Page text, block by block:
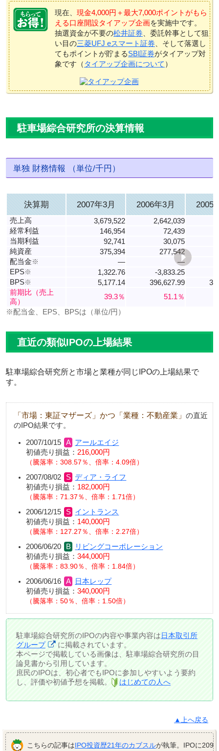
現在、 現金4,000円＋最大7,000ポイントがもら
える口座開設タイアップ企画を実施中です。
抽選資金が不要の松井証券 、委託幹事として狙
い目の三菱UFJ eスマート証券 、そして落選し
てもポイントが貯まるSBI証券がタイアップ対
象です（ タイアップ企画について ）
駐車場綜合研究所の決算情報
単独 財務情報 （単位/千円）
決算期 2007年3月 2006年3月 2005
売上高 3,679,522 2,642,039
経常利益
146,954
72,439
当期利益
92,741
30,075
純資産
375,394
277,542
配当金※ ―
―
EPS※ 1,322.76 -3,833.25
BPS※ 5,177.14 396,627.99
前期比（売上
高）
39.3％
51.1％
※配当金、EPS、BPSは（単位/円）
直近の類似IPOの上場結果
駐車場綜合研究所と市場と業種が同じIPOの上場結果で
す。
「市場：東証マザーズ」かつ「業種：不動産業」 の直近
のIPO結果です。
2007/10/15
アールエイジ
初値売り損益： 216,000円
騰落率：308.57％、倍率：4.09倍
2007/08/02
ディア・ライフ
初値売り損益： 182,000円
騰落率：71.37％、倍率：1.71倍
2006/12/15
イントランス
初値売り損益： 140,000円
騰落率：127.27％、倍率：2.27倍
2006/06/20
リビングコーポレーション
初値売り損益： 344,000円
騰落率：83.90％、倍率：1.84倍
2006/06/16
日本レップ
初値売り損益： 340,000円
騰落率：50％、倍率：1.50倍
駐車場綜合研究所のIPOの内容や事業内容は日本取引所
グループ
に掲載されています。
本ページで掲載している画像は、駐車場綜合研究所の目
論見書から引用しています。
庶民のIPOは、初心者でもIPOに参加しやすいよう要約
し、評価や初値予想を掲載。
はじめての人へ
▲上へ戻る
こちらの記事はIPO投資歴21年のカブスルが執筆。IPOに209